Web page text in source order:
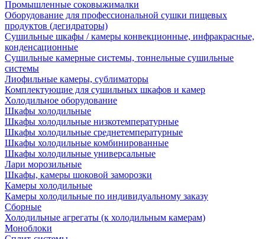
Промышленные соковыжималки
Оборудование для профессиональной сушки пищевых
продуктов (дегидраторы)
Сушильные шкафы / камеры конвекционные, инфракрасные,
конденсационные
Сушильные камерные системы, тоннельные сушильные
системы
Лиофильные камеры, сублиматоры
Комплектующие для сушильных шкафов и камер
Холодильное оборудование
Шкафы холодильные
Шкафы холодильные низкотемпературные
Шкафы холодильные среднетемпературные
Шкафы холодильные комбинированные
Шкафы холодильные универсальные
Лари морозильные
Шкафы, камеры шоковой заморозки
Камеры холодильные
Камеры холодильные по индивидуальному заказу
Сборные
Холодильные агрегаты (к холодильным камерам)
Моноблоки